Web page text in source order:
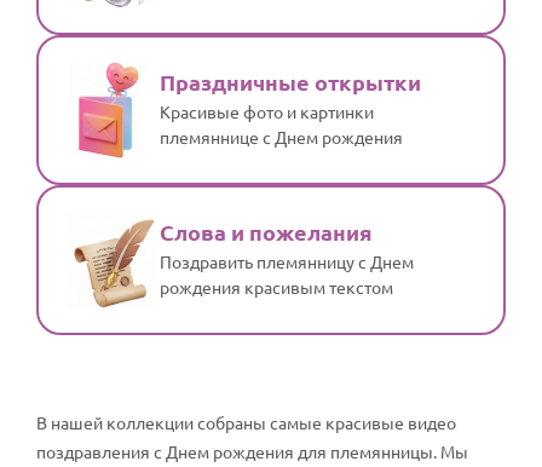
Праздничные открытки
Красивые фото и картинки
племяннице с Днем рождения
Слова и пожелания
Поздравить племянницу с Днем
рождения красивым текстом
В нашей коллекции собраны самые красивые видео
поздравления с Днем рождения для племянницы. Мы